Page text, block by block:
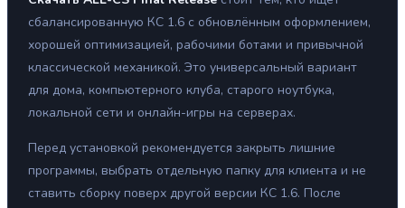
сбалансированную КС 1.6 с обновлённым оформлением,
хорошей оптимизацией, рабочими ботами и привычной
классической механикой. Это универсальный вариант
для дома, компьютерного клуба, старого ноутбука,
локальной сети и онлайн-игры на серверах.
Перед установкой рекомендуется закрыть лишние
программы, выбрать отдельную папку для клиента и не
ставить сборку поверх другой версии КС 1.6. После